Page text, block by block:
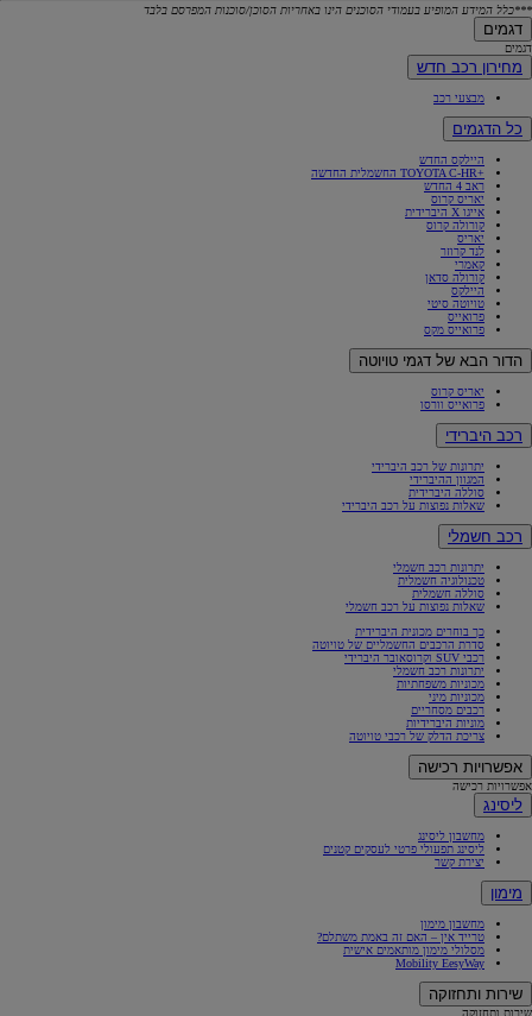
***כלל המידע המופיע בעמודי הסוכנים הינו באחריות הסוכן/סוכנות המפרסם בלבד
דגמים
דגמים
מחירון רכב חדש
מבצעי רכב
כל הדגמים
היילקס החדש
+TOYOTA C-HR החשמלית החדשה
ראב 4 החדש
יאריס קרוס
אייגו X היברידית
קורולה קרוס
יאריס
לנד קרוזר
קאמרי
קורולה סדאן
היילקס
טויוטה סיטי
פרואייס
פרואייס מקס
הדור הבא של דגמי טויוטה
יאריס קרוס
פרואייס וורסו
רכב היברידי
יתרונות של רכב היברידי
המגוון ההיברידי
סוללה היברידית
שאלות נפוצות על רכב היברידי
רכב חשמלי
יתרונות רכב חשמלי
טכנולוגיה חשמלית
סוללה חשמלית
שאלות נפוצות על רכב חשמלי
כך בוחרים מכונית היברידית
סדרת הרכבים החשמליים של טויוטה
רכבי SUV וקרוסאובר היברידי
יתרונות רכב חשמלי
מכוניות משפחתיות
מכוניות מיני
רכבים מסחריים
מוניות היברידיות
צריכת הדלק של רכבי טויוטה
אפשרויות רכישה
אפשרויות רכישה
ליסינג
מחשבון ליסינג
ליסינג תפעולי פרטי לעסקים קטנים
יצירת קשר
מימון
מחשבון מימון
טרייד אין – האם זה באמת משתלם?
מסלולי מימון מותאמים אישית
Mobility EesyWay
שירות ותחזוקה
שירות ותחזוקה